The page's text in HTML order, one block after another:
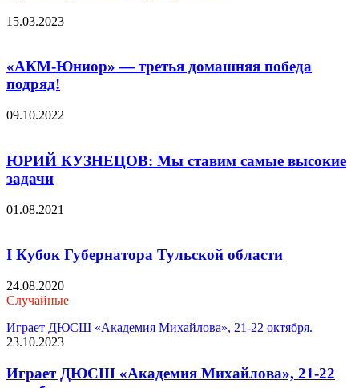
15.03.2023
«АКМ-Юниор» — третья домашняя победа
подряд!
09.10.2022
ЮРИЙ КУЗНЕЦОВ: Мы ставим самые высокие
задачи
01.08.2021
I Кубок Губернатора Тульской области
24.08.2020
Случайные
Играет ДЮСШ «Академия Михайлова», 21-22 октября.
23.10.2023
Играет ДЮСШ «Академия Михайлова», 21-22